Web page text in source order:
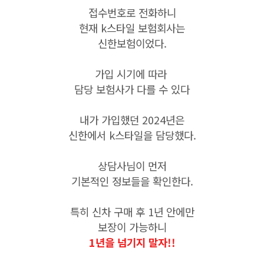
접수번호로 전화하니
현재 k스타일 보험회사는
신한보험이었다.
가입 시기에 따라
담당 보험사가 다를 수 있다
내가 가입했던 2024년은
신한에서 k스타일을 담당했다.
상담사님이 먼저
기본적인 정보들을 확인한다.
특히 신차 구매 후 1년 안에만
보장이 가능하니
1년을 넘기지 말자!!